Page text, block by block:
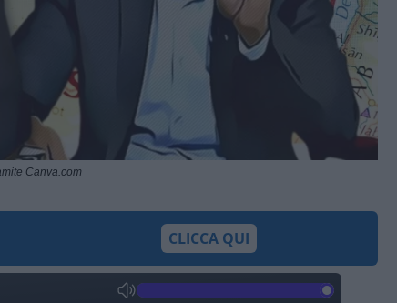
Canva.com
CLICCA QUI